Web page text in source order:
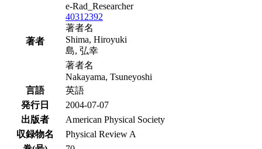
著者
e-Rad_Researcher
40312392
著者名
Shima, Hiroyuki
島, 弘幸
著者名
Nakayama, Tsuneyoshi
言語
英語
発行日
2004-07-07
出版者
American Physical Society
収録物名
Physical Review A